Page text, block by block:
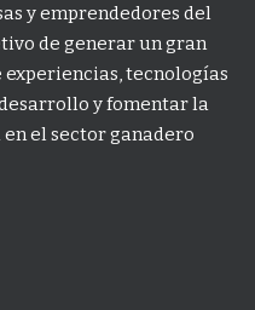
y emprendedores del
de generar un gran
tecnologías
y fomentar la
el sector ganadero